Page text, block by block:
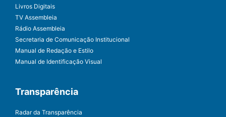
Livros Digitais
TV Assembleia
Rádio Assembleia
Secretaria de Comunicação Institucional
Manual de Redação e Estilo
Manual de Identificação Visual
Transparência
Radar da Transparência